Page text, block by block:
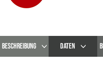
BESCHREIBUNG DATEN